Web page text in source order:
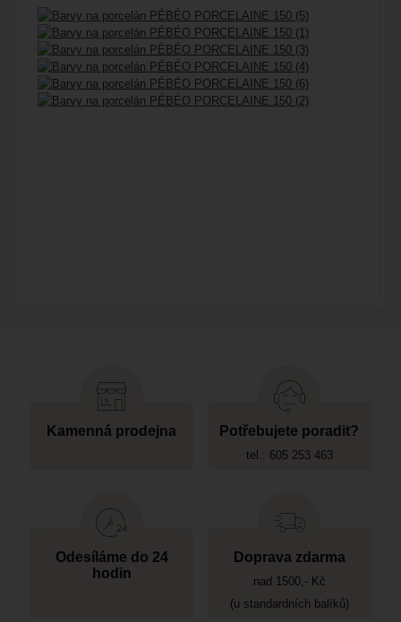
Kamenná prodejna Potřebujete poradit?
tel.: 605 253 463
Odesíláme do 24
hodin
Doprava zdarma
nad 1500,- Kč
(u standardních balíků)